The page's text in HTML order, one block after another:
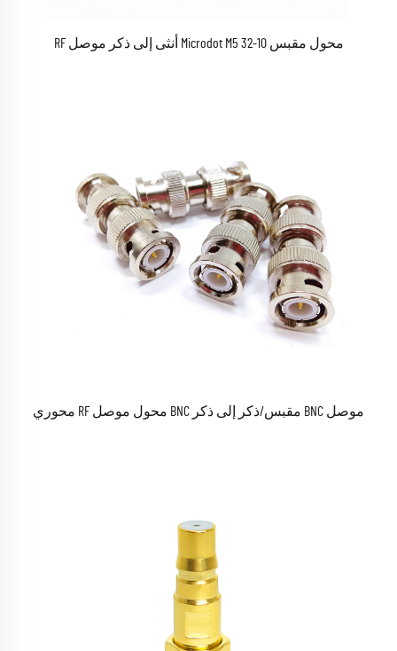
محول مقبس 10-32 Microdot M5 أنثى إلى ذكر موصل RF
موصل BNC مقبس/ذكر إلى ذكر BNC محول موصل RF محوري